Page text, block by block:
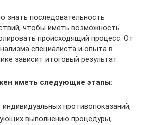
знать последовательность
чтобы иметь возможность
происходящий процесс. От
специалиста и опыта в
зависит итоговый результат.
иметь следующие этапы:
индивидуальных противопоказаний,
выполнению процедуры;